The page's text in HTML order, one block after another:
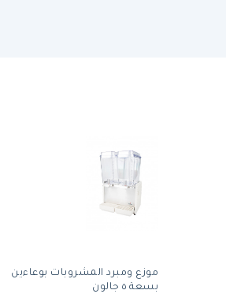
موزع ومبرد المشروبات بوعاءين
بسعة ٥ جالون